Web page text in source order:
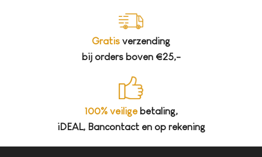
Gratis verzending
bij orders boven €25,-
100% veiligebetaling,
iDEAL, Bancontact en op rekening